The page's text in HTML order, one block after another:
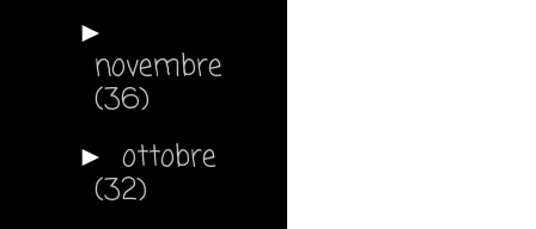
►
novembre
(36)
► ottobre
(32)